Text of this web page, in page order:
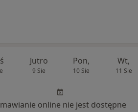
Jutro
9 Sie
Pon,
10 Sie
Wt,
11 Sie
online nie jest dostępne